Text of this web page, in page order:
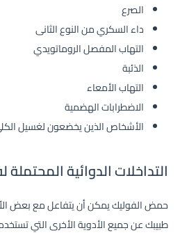
الصرع
داء السكري من النوع الثانى
التهاب المفصل الروماتويدي
الذئبة
التهاب الأمعاء
الاضطرابات الهضمية
الأشخاص الذين يخضعون لغسيل
التداخلات الدوائية
حمض الفوليك يمكن أن يتفاعل مع بعض
طبيبك عن جميع الأدوية الأخرى التي